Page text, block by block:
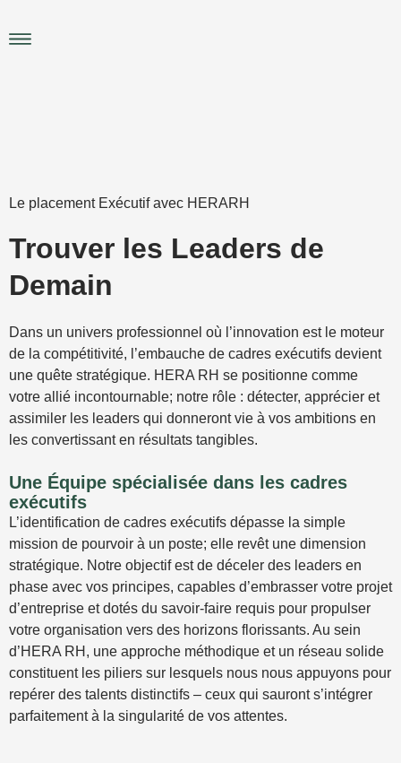
auMain
Le placement Exécutif avec HERARH
Trouver les Leaders de
Demain
Dans un univers professionnel où l’innovation est le moteur
de la compétitivité, l’embauche de cadres exécutifs devient
une quête stratégique. HERA RH se positionne comme
votre allié incontournable; notre rôle : détecter, apprécier et
assimiler les leaders qui donneront vie à vos ambitions en
les convertissant en résultats tangibles.
Une Équipe spécialisée dans les cadres
exécutifs
L’identification de cadres exécutifs dépasse la simple
mission de pourvoir à un poste; elle revêt une dimension
stratégique. Notre objectif est de déceler des leaders en
phase avec vos principes, capables d’embrasser votre projet
d’entreprise et dotés du savoir-faire requis pour propulser
votre organisation vers des horizons florissants. Au sein
d’HERA RH, une approche méthodique et un réseau solide
constituent les piliers sur lesquels nous nous appuyons pour
repérer des talents distinctifs – ceux qui sauront s’intégrer
parfaitement à la singularité de vos attentes.